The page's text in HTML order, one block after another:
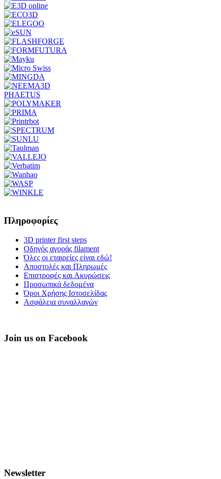
PHAETUS
Πληροφορίες
3D printer first steps
Οδηγός αγοράς filament
Όλες οι εταιρείες είναι εδώ!
Αποστολές και Πληρωμές
Επιστροφές και Ακυρώσεις
Προσωπικά δεδομένα
Όροι Χρήσης Ιστοσελίδας
Ασφάλεια συναλλαγών
Join us on Facebook
Newsletter